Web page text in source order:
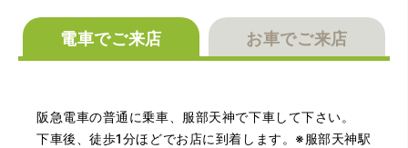
（兵庫県神戸市）別のお店でメール査定した際の1.5倍の金
電車でご来店 お車でご来店
阪急電車の普通に乗車、服部天神で下車して下さい。
下車後、徒歩1分ほどでお店に到着します。※服部天神駅